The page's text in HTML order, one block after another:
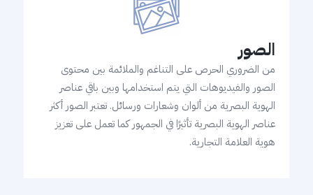
الصور
من الضروري الحرص على التناغم والملائمة بين محتوى
الصور والفيديوهات التي يتم استخدامها وبين باقي عناصر
الهوية البصرية من ألوان وشعارات ورسائل. تعتبر الصور أكثر
عناصر الهوية البصرية تأثيرًا في الجمهور كما تعمل على تعزيز
هوية العلامة التجارية.